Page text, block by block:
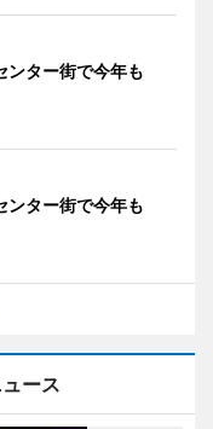
ンター街で今年も
ンター街で今年も
ース